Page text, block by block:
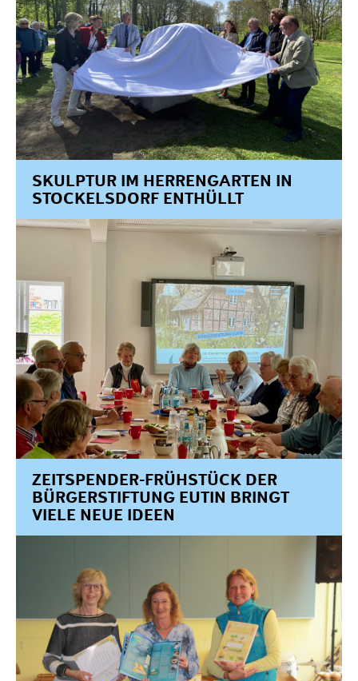
SKULPTUR IM HERRENGARTEN IN
STOCKELSDORF ENTHÜLLT
ZEITSPENDER-FRÜHSTÜCK DER
BÜRGERSTIFTUNG EUTIN BRINGT
VIELE NEUE IDEEN